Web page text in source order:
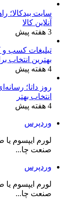
سایت بیدکالا؛
آنلاین کالا
3 هفته پیش
تبلیغات کسب و
بهترین انتخاب
4 هفته پیش
روز داتا؛
انتخاب بهتر
4 هفته پیش
وردپرس
لورم ایپسوم یا
صنعت چا...
وردپرس
لورم ایپسوم یا
صنعت چا...